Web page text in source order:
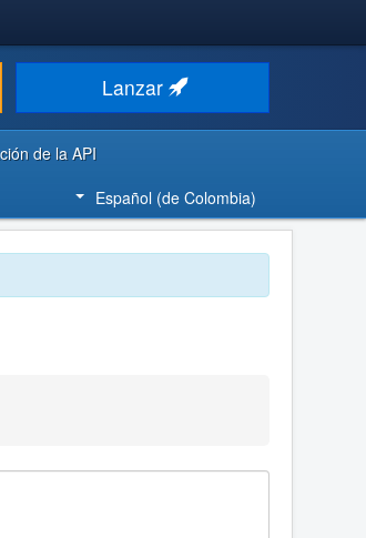
Lanzar
de la API
Español (de Colombia)